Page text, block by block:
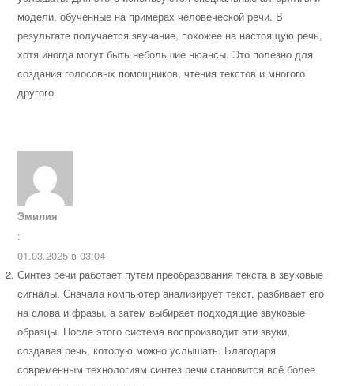
модели, обученные на примерах человеческой речи. В
результате получается звучание, похожее на настоящую речь,
хотя иногда могут быть небольшие нюансы. Это полезно для
создания голосовых помощников, чтения текстов и многого
другого.
Эмилия
:
01.03.2025 в 03:04
Синтез речи работает путем преобразования текста в звуковые
сигналы. Сначала компьютер анализирует текст, разбивает его
на слова и фразы, а затем выбирает подходящие звуковые
образцы. После этого система воспроизводит эти звуки,
создавая речь, которую можно услышать. Благодаря
современным технологиям синтез речи становится всё более